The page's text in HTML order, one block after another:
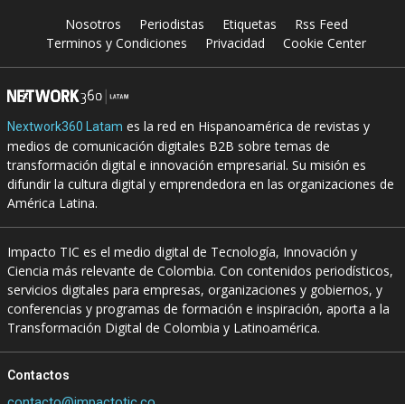
Nosotros Periodistas Etiquetas
Rss Feed
Terminos y Condiciones
Privacidad Cookie Center
Nextwork360 Latam es la red en Hispanoamérica de revistas y
medios de comunicación digitales B2B sobre temas de
transformación digital e innovación empresarial. Su misión es
difundir la cultura digital y emprendedora en las organizaciones de
América Latina.
Impacto TIC es el medio digital de Tecnología, Innovación y
Ciencia más relevante de Colombia. Con contenidos periodísticos,
servicios digitales para empresas, organizaciones y gobiernos, y
conferencias y programas de formación e inspiración, aporta a la
Transformación Digital de Colombia y Latinoamérica.
Contactos